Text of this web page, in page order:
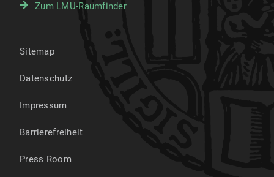
Zum LMU-Raumfinder
Sitemap
Datenschutz
Impressum
Barrierefreiheit
Press Room